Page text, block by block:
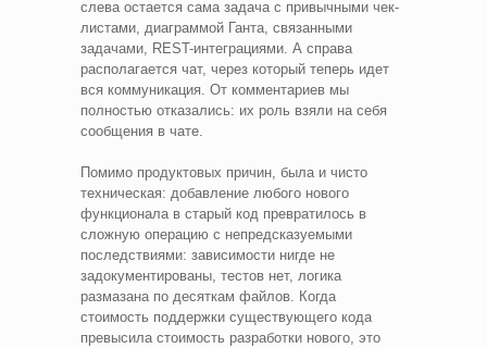
слева остается сама задача с привычными чек-
листами, диаграммой Ганта, связанными
задачами, REST-интеграциями. А справа
располагается чат, через который теперь идет
вся коммуникация. От комментариев мы
полностью отказались: их роль взяли на себя
сообщения в чате.
Помимо продуктовых причин, была и чисто
техническая: добавление любого нового
функционала в старый код превратилось в
сложную операцию с непредсказуемыми
последствиями: зависимости нигде не
задокументированы, тестов нет, логика
размазана по десяткам файлов. Когда
стоимость поддержки существующего кода
превысила стоимость разработки нового, это